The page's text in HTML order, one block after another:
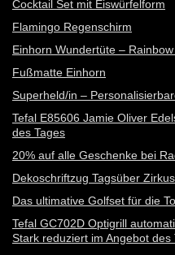
Cocktail Set mit Eiswürfelform
Flamingo Regenschirm
Einhorn Wundertüte –
Fußmatte Einhorn
Superheld/in –
Tefal E85606 Jamie Oliver
des Tages
20% auf alle Geschenke bei
Dekoschriftzug Tagsüber
Das ultimative Golfset für die
Tefal GC702D Optigrill
Stark reduziert im Angebot des